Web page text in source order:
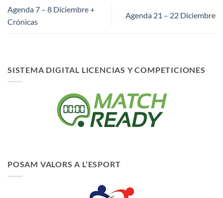
Agenda 7 – 8 Diciembre +
Crónicas
Agenda 21 – 22 Diciembre
SISTEMA DIGITAL LICENCIAS Y COMPETICIONES
POSAM VALORS A L’ESPORT